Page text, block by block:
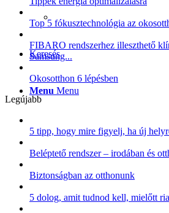
Keresés
Menu Menu
Top 5 fókusztechnológia az
FIBARO rendszerhez illeszthető
Samsung...
Okosotthon 6 lépésben
Legújabb
5 tipp, hogy mire figyelj, ha új
Beléptető rendszer – irodában és
Biztonságban az otthonunk
5 dolog, amit tudnod kell, mielőtt